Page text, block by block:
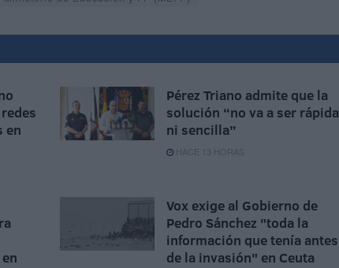
en
Pérez Triano admite que la
solución “no va a ser rápida
ni sencilla”
HACE 13 HORAS
Vox exige al Gobierno de
Pedro Sánchez "toda la
información que tenía antes
de la invasión" en Ceuta